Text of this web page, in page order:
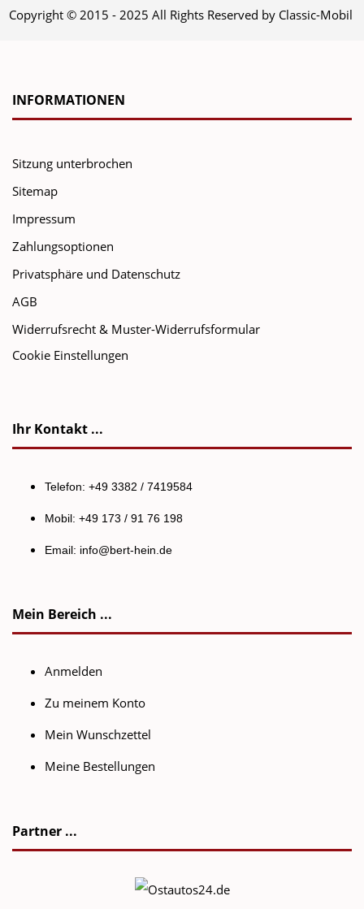
Copyright © 2015 - 2025 All Rights Reserved by Classic-Mobil
INFORMATIONEN
Sitzung unterbrochen
Sitemap
Impressum
Zahlungsoptionen
Privatsphäre und Datenschutz
AGB
Widerrufsrecht & Muster-Widerrufsformular
Cookie Einstellungen
Ihr Kontakt ...
Telefon: +49 3382 / 7419584
Mobil: +49 173 / 91 76 198
Email: info@bert-hein.de
Mein Bereich ...
Anmelden
Zu meinem Konto
Mein Wunschzettel
Meine Bestellungen
Partner ...